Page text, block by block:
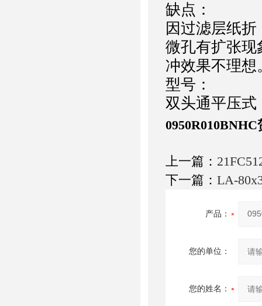
缺点：
因过滤层纸
微孔有扩张
冲效果不理想
型号：
双头通平压式
上一篇：
下一篇： LA-
产品：
您的单位：
您的姓名：